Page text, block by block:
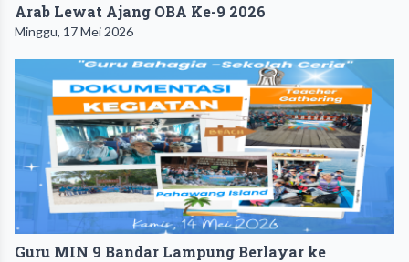
Arab Lewat Ajang OBA Ke-9 2026 ‎ ‎
Minggu, 17 Mei 2026
Guru MIN 9 Bandar Lampung Berlayar ke